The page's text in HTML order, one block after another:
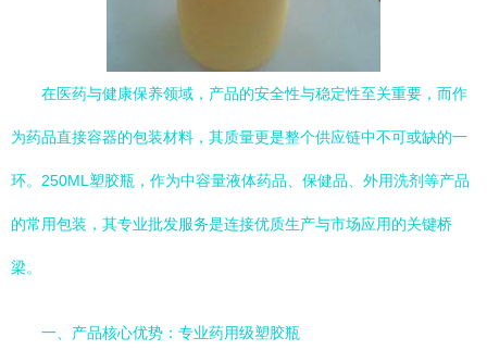
在医药与健康保养领域，产品的安全性与稳定性至关重要，而作
为药品直接容器的包装材料，其质量更是整个供应链中不可或缺的一
环。250ML塑胶瓶，作为中容量液体药品、保健品、外用洗剂等产品
的常用包装，其专业批发服务是连接优质生产与市场应用的关键桥
梁。
一、产品核心优势：专业药用级塑胶瓶